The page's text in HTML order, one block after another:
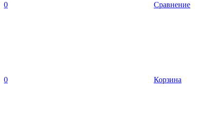
0 Сравнение
0 Корзина